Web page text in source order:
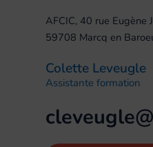
AFCIC, 40 rue Eugène
59708 Marcq en
Colette Leveugle
Assistante formation